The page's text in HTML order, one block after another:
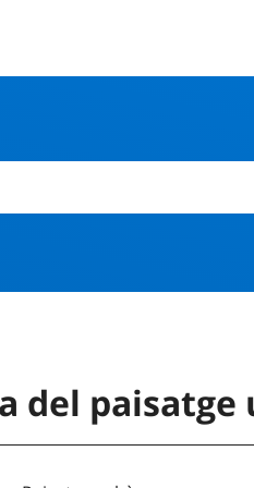
del paisatge